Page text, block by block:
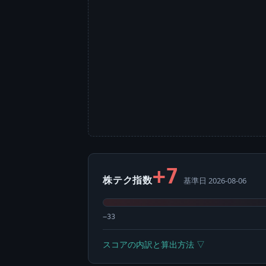
株テク指数+7 基準日 2026-08-06
−33
スコアの内訳と算出方法 ▽